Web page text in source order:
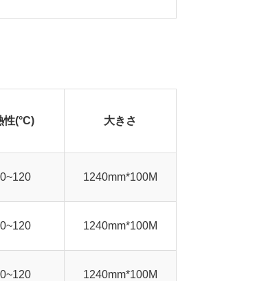
性(°C) 大きさ
1240mm*100M
1240mm*100M
1240mm*100M